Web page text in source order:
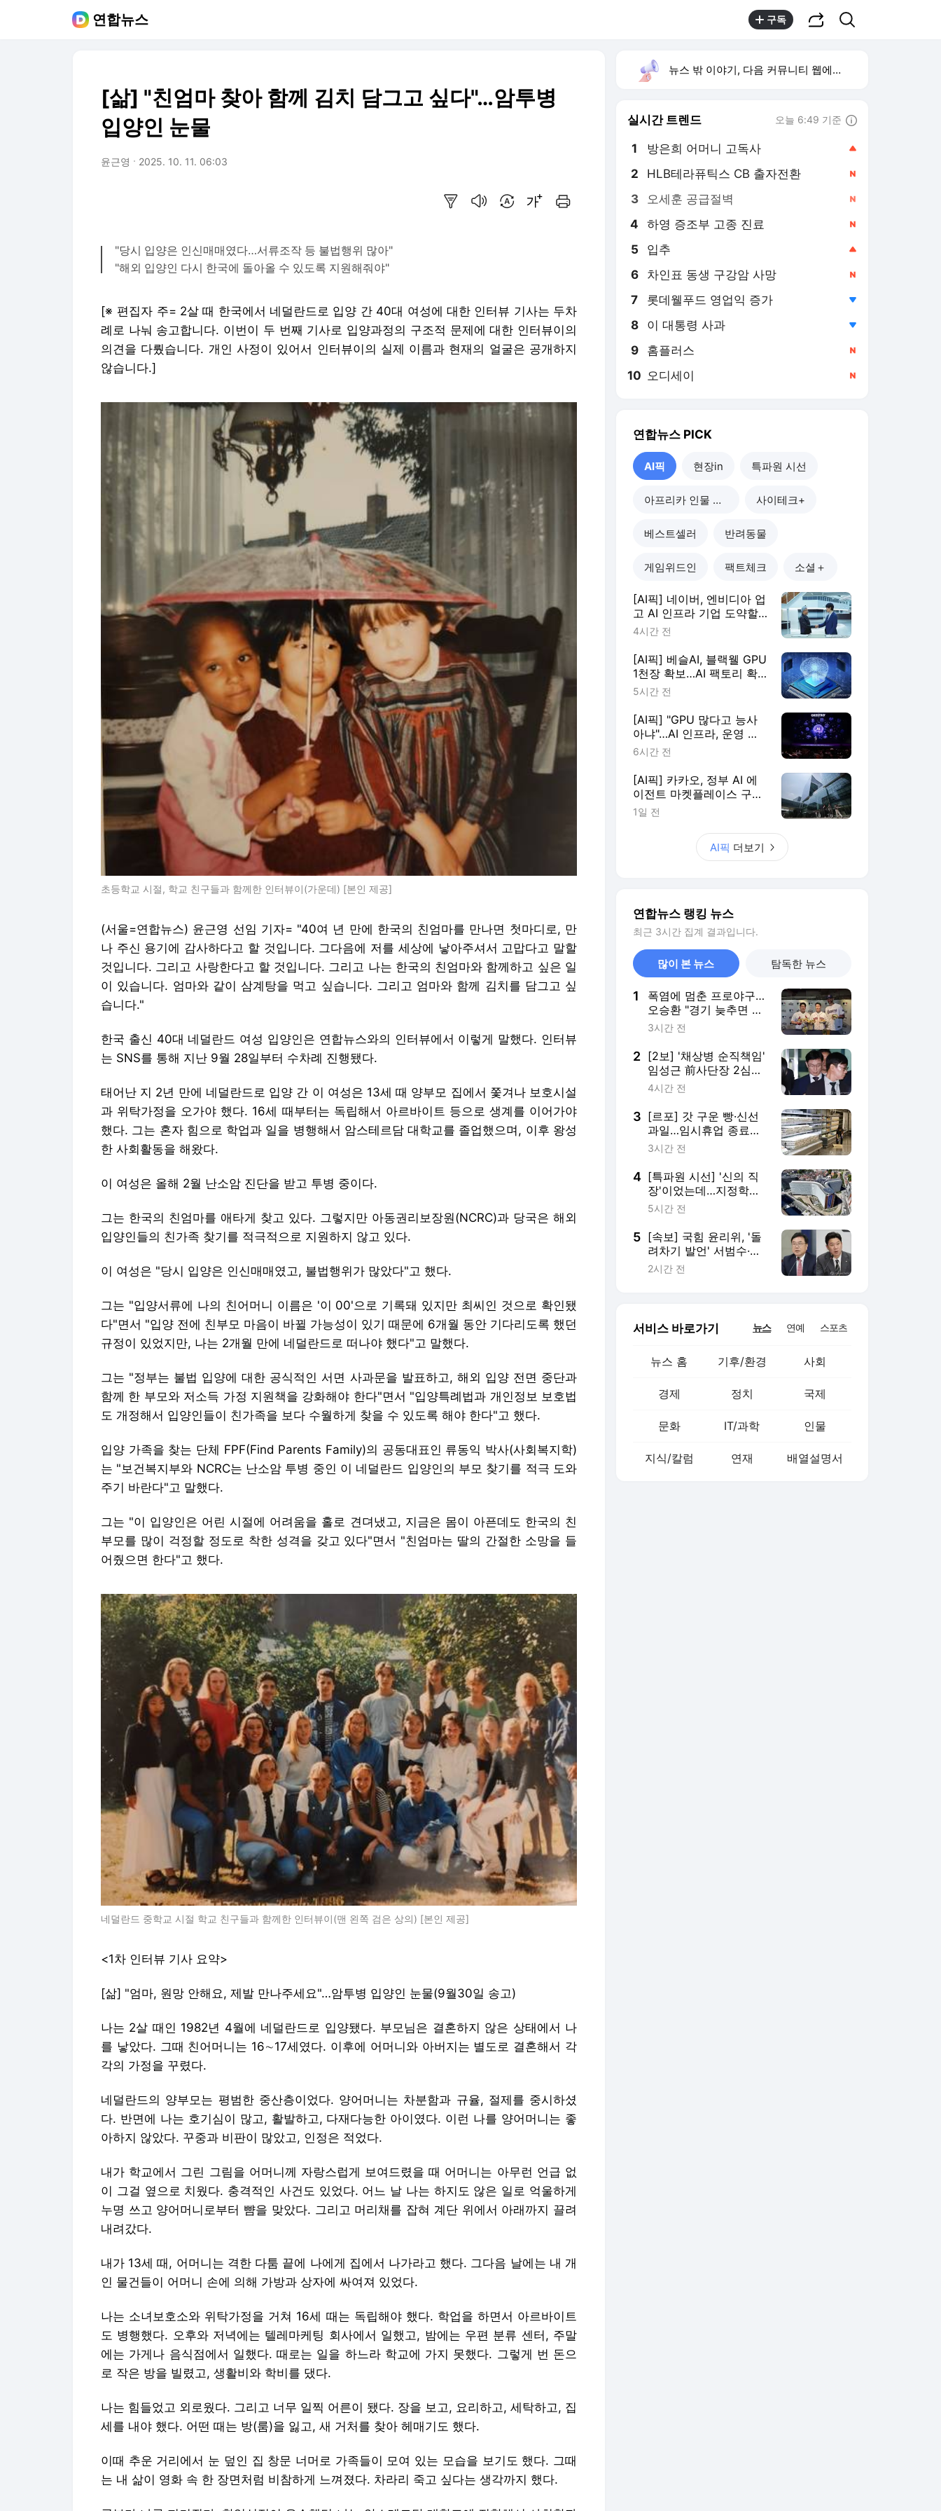
연합뉴스 구독
[삶] "친엄마 찾아 함께 김치 담그고 싶다"…암투병
입양인 눈물
윤근영 2025. 10. 11. 06:03
"당시 입양은 인신매매였다…서류조작 등 불법행위 많아"
"해외 입양인 다시 한국에 돌아올 수 있도록 지원해줘야"
[※ 편집자 주= 2살 때 한국에서 네덜란드로 입양 간 40대 여성에 대한 인터뷰 기사는 두차
례로 나눠 송고합니다. 이번이 두 번째 기사로 입양과정의 구조적 문제에 대한 인터뷰이의
의견을 다뤘습니다. 개인 사정이 있어서 인터뷰이의 실제 이름과 현재의 얼굴은 공개하지
않습니다.]
초등학교 시절, 학교 친구들과 함께한 인터뷰이(가운데) [본인 제공]
(서울=연합뉴스) 윤근영 선임 기자= "40여 년 만에 한국의 친엄마를 만나면 첫마디로, 만
나 주신 용기에 감사하다고 할 것입니다. 그다음에 저를 세상에 낳아주셔서 고맙다고 말할
것입니다. 그리고 사랑한다고 할 것입니다. 그리고 나는 한국의 친엄마와 함께하고 싶은 일
이 있습니다. 엄마와 같이 삼계탕을 먹고 싶습니다. 그리고 엄마와 함께 김치를 담그고 싶
습니다."
한국 출신 40대 네덜란드 여성 입양인은 연합뉴스와의 인터뷰에서 이렇게 말했다. 인터뷰
는 SNS를 통해 지난 9월 28일부터 수차례 진행됐다.
태어난 지 2년 만에 네덜란드로 입양 간 이 여성은 13세 때 양부모 집에서 쫓겨나 보호시설
과 위탁가정을 오가야 했다. 16세 때부터는 독립해서 아르바이트 등으로 생계를 이어가야
했다. 그는 혼자 힘으로 학업과 일을 병행해서 암스테르담 대학교를 졸업했으며, 이후 왕성
한 사회활동을 해왔다.
이 여성은 올해 2월 난소암 진단을 받고 투병 중이다.
그는 한국의 친엄마를 애타게 찾고 있다. 그렇지만 아동권리보장원(NCRC)과 당국은 해외
입양인들의 친가족 찾기를 적극적으로 지원하지 않고 있다.
이 여성은 "당시 입양은 인신매매였고, 불법행위가 많았다"고 했다.
그는 "입양서류에 나의 친어머니 이름은 '이 00'으로 기록돼 있지만 최씨인 것으로 확인됐
다"면서 "입양 전에 친부모 마음이 바뀔 가능성이 있기 때문에 6개월 동안 기다리도록 했던
규정이 있었지만, 나는 2개월 만에 네덜란드로 떠나야 했다"고 말했다.
그는 "정부는 불법 입양에 대한 공식적인 서면 사과문을 발표하고, 해외 입양 전면 중단과
함께 한 부모와 저소득 가정 지원책을 강화해야 한다"면서 "입양특례법과 개인정보 보호법
도 개정해서 입양인들이 친가족을 보다 수월하게 찾을 수 있도록 해야 한다"고 했다.
입양 가족을 찾는 단체 FPF(Find Parents Family)의 공동대표인 류동익 박사(사회복지학)
는 "보건복지부와 NCRC는 난소암 투병 중인 이 네덜란드 입양인의 부모 찾기를 적극 도와
주기 바란다"고 말했다.
그는 "이 입양인은 어린 시절에 어려움을 홀로 견뎌냈고, 지금은 몸이 아픈데도 한국의 친
부모를 많이 걱정할 정도로 착한 성격을 갖고 있다"면서 "친엄마는 딸의 간절한 소망을 들
어줬으면 한다"고 했다.
네덜란드 중학교 시절 학교 친구들과 함께한 인터뷰이(맨 왼쪽 검은 상의) [본인 제공]
<1차 인터뷰 기사 요약>
[삶] "엄마, 원망 안해요, 제발 만나주세요"…암투병 입양인 눈물(9월30일 송고)
나는 2살 때인 1982년 4월에 네덜란드로 입양됐다. 부모님은 결혼하지 않은 상태에서 나
를 낳았다. 그때 친어머니는 16∼17세였다. 이후에 어머니와 아버지는 별도로 결혼해서 각
각의 가정을 꾸렸다.
네덜란드의 양부모는 평범한 중산층이었다. 양어머니는 차분함과 규율, 절제를 중시하셨
다. 반면에 나는 호기심이 많고, 활발하고, 다재다능한 아이였다. 이런 나를 양어머니는 좋
아하지 않았다. 꾸중과 비판이 많았고, 인정은 적었다.
내가 학교에서 그린 그림을 어머니께 자랑스럽게 보여드렸을 때 어머니는 아무런 언급 없
이 그걸 옆으로 치웠다. 충격적인 사건도 있었다. 어느 날 나는 하지도 않은 일로 억울하게
누명 쓰고 양어머니로부터 뺨을 맞았다. 그리고 머리채를 잡혀 계단 위에서 아래까지 끌려
내려갔다.
내가 13세 때, 어머니는 격한 다툼 끝에 나에게 집에서 나가라고 했다. 그다음 날에는 내 개
인 물건들이 어머니 손에 의해 가방과 상자에 싸여져 있었다.
나는 소녀보호소와 위탁가정을 거쳐 16세 때는 독립해야 했다. 학업을 하면서 아르바이트
도 병행했다. 오후와 저녁에는 텔레마케팅 회사에서 일했고, 밤에는 우편 분류 센터, 주말
에는 가게나 음식점에서 일했다. 때로는 일을 하느라 학교에 가지 못했다. 그렇게 번 돈으
로 작은 방을 빌렸고, 생활비와 학비를 댔다.
나는 힘들었고 외로웠다. 그리고 너무 일찍 어른이 됐다. 장을 보고, 요리하고, 세탁하고, 집
세를 내야 했다. 어떤 때는 방(룸)을 잃고, 새 거처를 찾아 헤매기도 했다.
이때 추운 거리에서 눈 덮인 집 창문 너머로 가족들이 모여 있는 모습을 보기도 했다. 그때
는 내 삶이 영화 속 한 장면처럼 비참하게 느껴졌다. 차라리 죽고 싶다는 생각까지 했다.
뉴스 밖 이야기, 다음 커뮤니티 웹에서 보기
실시간 트렌드 오늘 6:49 기준
1 방은희 어머니 고독사
2 HLB테라퓨틱스 CB 출자전환
3 오세훈 공급절벽
4 하영 증조부 고종 진료
5 입추
6 차인표 동생 구강암 사망
7 롯데웰푸드 영업익 증가
8 이 대통령 사과
9 홈플러스
10 오디세이
연합뉴스 PICK
AI픽 현장in 특파원 시선
아프리카 인물 열전 사이테크+
베스트셀러 반려동물
게임위드인 팩트체크 소셜＋
[AI픽] 네이버, 엔비디아 업
고 AI 인프라 기업 도약할
까
4시간 전
[AI픽] 베슬AI, 블랙웰 GPU
1천장 확보…AI 팩토리 확
장
5시간 전
[AI픽] "GPU 많다고 능사
아냐"…AI 인프라, 운영 효
율이 판가름
6시간 전
[AI픽] 카카오, 정부 AI 에
이전트 마켓플레이스 구축
한다
1일 전
AI픽 더보기
연합뉴스 랭킹 뉴스
최근 3시간 집계 결과입니다.
많이 본 뉴스 탐독한 뉴스
1
폭염에 멈춘 프로야구…
오승환 "경기 늦추면 귀
가·이동도 문제"
3시간 전
2 [2보] '채상병 순직책임'
임성근 前사단장 2심도
징역 3년
4시간 전
3 [르포] 갓 구운 빵·신선
과일…임시휴업 종료에
기대감 가득 홈플러스
3시간 전
4 [특파원 시선] '신의 직
장'이었는데…지정학적
격변에 몸살앓는 EU집
5시간 전
5 [속보] 국힘 윤리위, '돌
려차기 발언' 서범수·진
종오 징계절차 개시
2시간 전
서비스 바로가기 뉴스 연예 스포츠
뉴스 홈 기후/환경 사회
경제 정치 국제
문화 IT/과학 인물
지식/칼럼 연재 배열설명서